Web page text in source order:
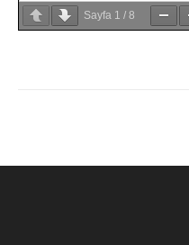
Sayfa 1 / 8